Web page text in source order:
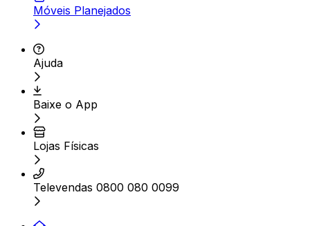
Móveis Planejados
Ajuda
Baixe o App
Lojas Físicas
Televendas 0800 080 0099